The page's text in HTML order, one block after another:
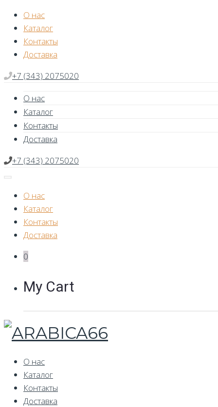
Skip
content
О нас
Каталог
Контакты
Доставка
+7 (343) 2075020
О нас
Каталог
Контакты
Доставка
+7 (343) 2075020
О нас
Каталог
Контакты
Доставка
0
My Cart
О нас
Каталог
Контакты
Доставка